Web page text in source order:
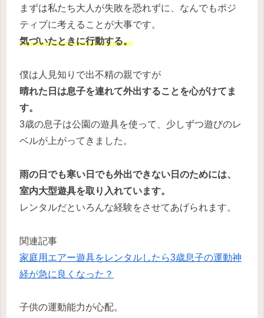
まずは私たち大人が失敗を恐れずに、なんでもポジ
ティブに考えることが大事です。
気づいたときに行動する。
僕は人見知りで出不精の親ですが
晴れた日は息子を連れて外出することを心がけてま
す。
3歳の息子は公園の遊具を使って、少しずつ遊びのレ
ベルが上がってきました。
雨の日でも寒い日でも外出できない日のためには、
室内大型遊具を取り入れています。
レンタルだといろんな経験をさせてあげられます。
関連記事
家庭用エアー遊具をレンタルしたら3歳息子の運動神
経が急に良くなった？
子供の運動能力が心配。